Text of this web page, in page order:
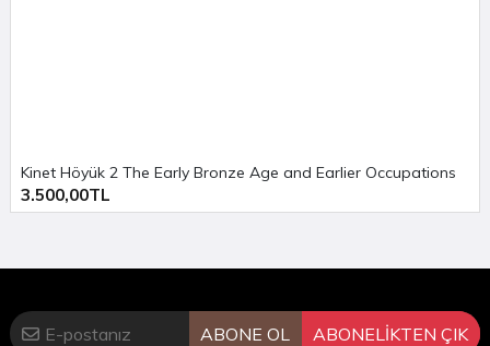
BATI ANADOLU’DAKİ İLK İSYANLAR
Siyasi Yapısı
1. Arzawa Ülkeleri
Kinet Höyük 2 The Early Bronze Age and Earlier Occupations
3.500,00TL
ABONE OL ABONELİKTEN ÇIK